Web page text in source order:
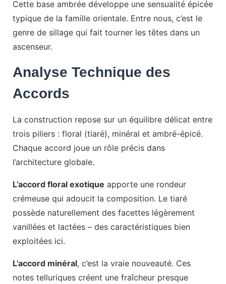
Cette base ambrée développe une sensualité épicée
typique de la famille orientale. Entre nous, c’est le
genre de sillage qui fait tourner les têtes dans un
ascenseur.
Analyse Technique des
Accords
La construction repose sur un équilibre délicat entre
trois piliers : floral (tiaré), minéral et ambré-épicé.
Chaque accord joue un rôle précis dans
l’architecture globale.
L’accord floral exotique apporte une rondeur
crémeuse qui adoucit la composition. Le tiaré
possède naturellement des facettes légèrement
vanillées et lactées – des caractéristiques bien
exploitées ici.
L’accord minéral, c’est la vraie nouveauté. Ces
notes telluriques créent une fraîcheur presque